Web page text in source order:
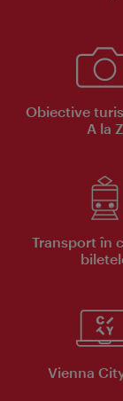
Obiective
A la Z
Transport în
Vienna